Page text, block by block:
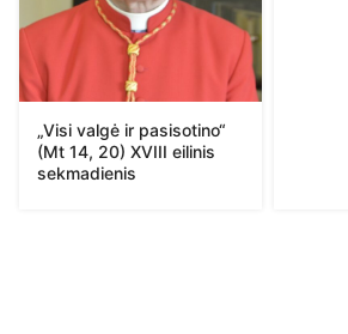
„Visi valgė ir pasisotino“
(Mt 14, 20) XVIII eilinis
sekmadienis